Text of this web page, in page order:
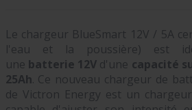
Le chargeur BlueSmart 12V / 5A
l'eau et la poussière)
est
une batterie 12V d'une capacité
25Ah. Ce nouveau chargeur de
de Victron Energy est un